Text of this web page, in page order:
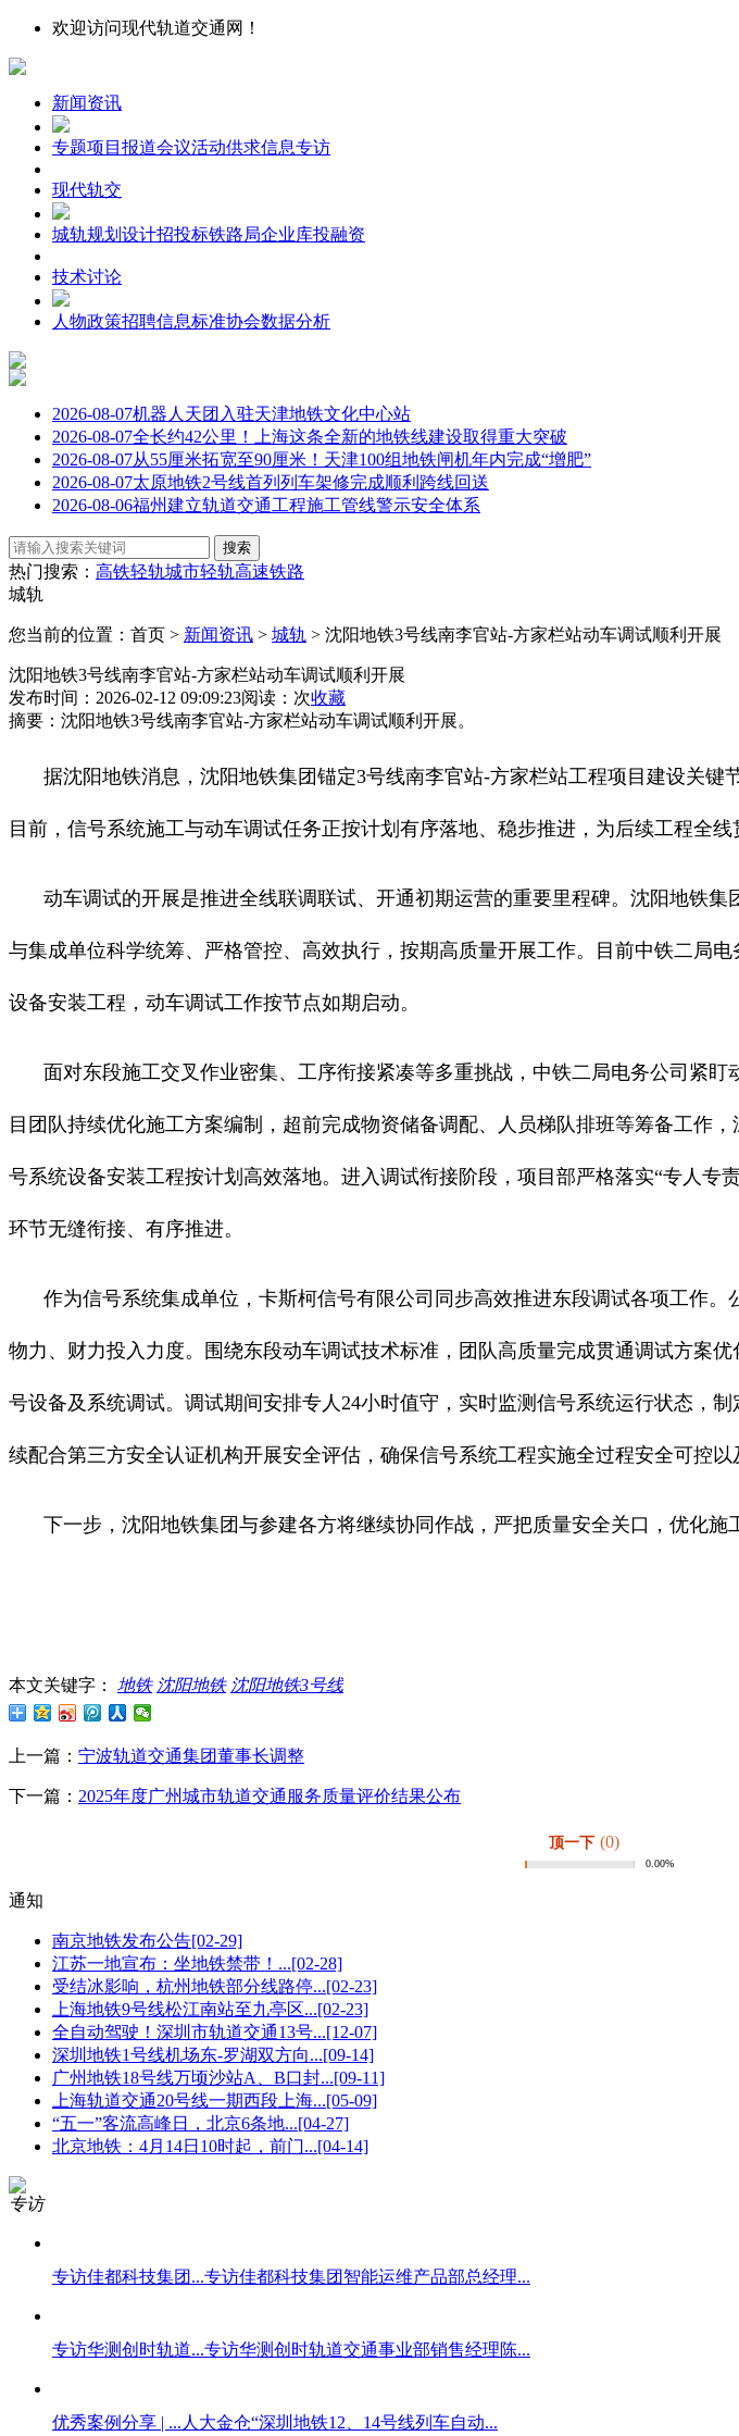
欢迎访问现代轨道交通网！
新闻资讯
专题项目报道会议活动供求信息专访
现代轨交
城轨规划设计招投标铁路局企业库投融资
技术讨论
人物政策招聘信息标准协会数据分析
2026-08-07机器人天团入驻天津地铁文化中心站
2026-08-07全长约42公里！上海这条全新的地铁线建设取得重大突破
2026-08-07从55厘米拓宽至90厘米！天津100组地铁闸机年内完成“增肥”
2026-08-07太原地铁2号线首列列车架修完成顺利跨线回送
2026-08-06福州建立轨道交通工程施工管线警示安全体系
热门搜索： 高铁轻轨城市轻轨高速铁路
城轨
您当前的位置：首页 > 新闻资讯 > 城轨 > 沈阳地铁3号线南李官站-方家栏站动车调试顺利开展
沈阳地铁3号线南李官站-方家栏站动车调试顺利开展
发布时间：2026-02-12 09:09:23阅读： 次收藏
摘要： 沈阳地铁3号线南李官站-方家栏站动车调试顺利开展。
据沈阳地铁消息，沈阳地铁集团锚定3号线南李官站-方家栏站工程项目建设关键
目前，信号系统施工与动车调试任务正按计划有序落地、稳步推进，为后续工程全
动车调试的开展是推进全线联调联试、开通初期运营的重要里程碑。沈阳地铁
与集成单位科学统筹、严格管控、高效执行，按期高质量开展工作。目前中铁二局
设备安装工程，动车调试工作按节点如期启动。
面对东段施工交叉作业密集、工序衔接紧凑等多重挑战，中铁二局电务公司紧
目团队持续优化施工方案编制，超前完成物资储备调配、人员梯队排班等筹备工作
号系统设备安装工程按计划高效落地。进入调试衔接阶段，项目部严格落实“专人
环节无缝衔接、有序推进。
作为信号系统集成单位，卡斯柯信号有限公司同步高效推进东段调试各项工作
物力、财力投入力度。围绕东段动车调试技术标准，团队高质量完成贯通调试方案
号设备及系统调试。调试期间安排专人24小时值守，实时监测信号系统运行状态，
续配合第三方安全认证机构开展安全评估，确保信号系统工程实施全过程安全可控以
下一步，沈阳地铁集团与参建各方将继续协同作战，严把质量安全关口，优化
本文关键字： 地铁 沈阳地铁 沈阳地铁3号线
上一篇： 宁波轨道交通集团董事长调整
下一篇： 2025年度广州城市轨道交通服务质量评价结果公布
顶一下 (0)
0.00%
通知
南京地铁发布公告[02-29]
江苏一地宣布：坐地铁禁带！...[02-28]
受结冰影响，杭州地铁部分线路停...[02-23]
上海地铁9号线松江南站至九亭区...[02-23]
全自动驾驶！深圳市轨道交通13号...[12-07]
深圳地铁1号线机场东-罗湖双方向...[09-14]
广州地铁18号线万顷沙站A、B口封...[09-11]
上海轨道交通20号线一期西段上海...[05-09]
“五一”客流高峰日，北京6条地...[04-27]
北京地铁：4月14日10时起，前门...[04-14]
专访
专访佳都科技集团...专访佳都科技集团智能运维产品部总经理...
专访华测创时轨道...专访华测创时轨道交通事业部销售经理陈...
优秀案例分享 | ... 人大金仓“深圳地铁12、14号线列车自动...